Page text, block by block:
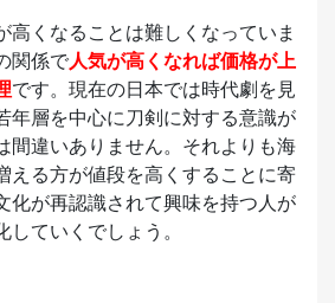
高くなることは難しくなっていま
関係で人気が高くなれば価格が上
です。現在の日本では時代劇を見
年層を中心に刀剣に対する意識が
間違いありません。それよりも海
える方が値段を高くすることに寄
化が再認識されて興味を持つ人が
ていくでしょう。